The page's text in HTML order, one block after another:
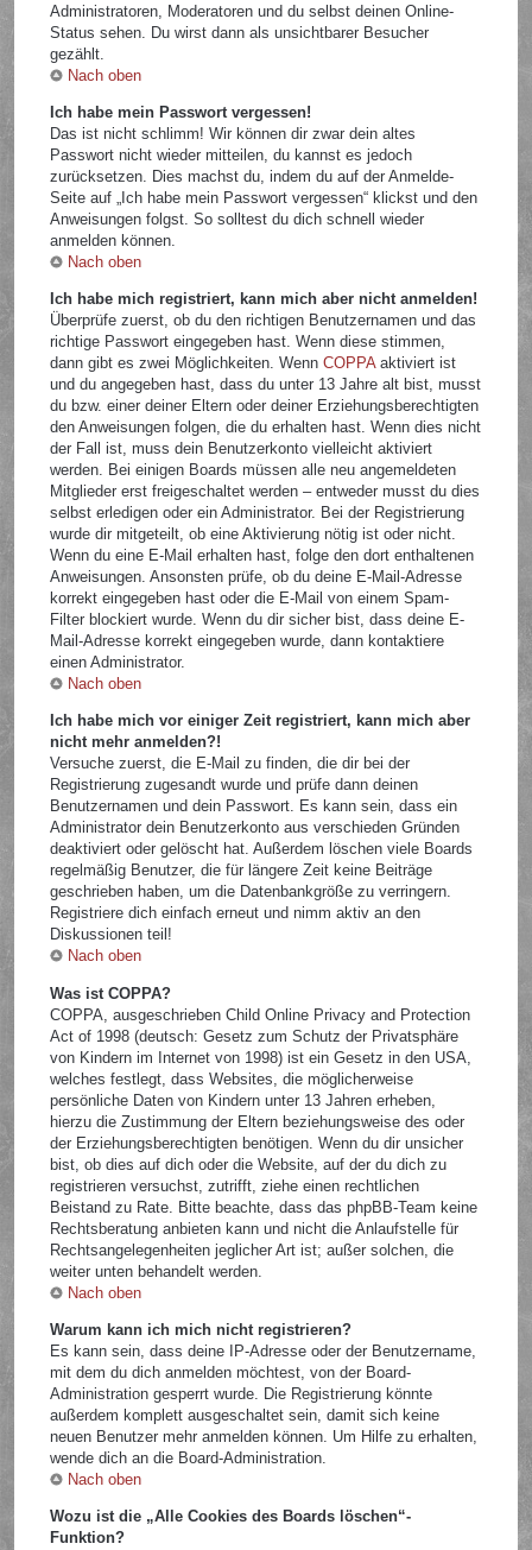
Administratoren, Moderatoren und du selbst deinen Online-
Status sehen. Du wirst dann als unsichtbarer Besucher
gezählt.
Nach oben
Ich habe mein Passwort vergessen!
Das ist nicht schlimm! Wir können dir zwar dein altes
Passwort nicht wieder mitteilen, du kannst es jedoch
zurücksetzen. Dies machst du, indem du auf der Anmelde-
Seite auf „Ich habe mein Passwort vergessen“ klickst und den
Anweisungen folgst. So solltest du dich schnell wieder
anmelden können.
Nach oben
Ich habe mich registriert, kann mich aber nicht anmelden!
Überprüfe zuerst, ob du den richtigen Benutzernamen und das
richtige Passwort eingegeben hast. Wenn diese stimmen,
dann gibt es zwei Möglichkeiten. WennCOPPAaktiviert ist
und du angegeben hast, dass du unter 13 Jahre alt bist, musst
du bzw. einer deiner Eltern oder deiner Erziehungsberechtigten
den Anweisungen folgen, die du erhalten hast. Wenn dies nicht
der Fall ist, muss dein Benutzerkonto vielleicht aktiviert
werden. Bei einigen Boards müssen alle neu angemeldeten
Mitglieder erst freigeschaltet werden – entweder musst du dies
selbst erledigen oder ein Administrator. Bei der Registrierung
wurde dir mitgeteilt, ob eine Aktivierung nötig ist oder nicht.
Wenn du eine E-Mail erhalten hast, folge den dort enthaltenen
Anweisungen. Ansonsten prüfe, ob du deine E-Mail-Adresse
korrekt eingegeben hast oder die E-Mail von einem Spam-
Filter blockiert wurde. Wenn du dir sicher bist, dass deine E-
Mail-Adresse korrekt eingegeben wurde, dann kontaktiere
einen Administrator.
Nach oben
Ich habe mich vor einiger Zeit registriert, kann mich aber
nicht mehr anmelden?!
Versuche zuerst, die E-Mail zu finden, die dir bei der
Registrierung zugesandt wurde und prüfe dann deinen
Benutzernamen und dein Passwort. Es kann sein, dass ein
Administrator dein Benutzerkonto aus verschieden Gründen
deaktiviert oder gelöscht hat. Außerdem löschen viele Boards
regelmäßig Benutzer, die für längere Zeit keine Beiträge
geschrieben haben, um die Datenbankgröße zu verringern.
Registriere dich einfach erneut und nimm aktiv an den
Diskussionen teil!
Nach oben
Was ist COPPA?
COPPA, ausgeschrieben Child Online Privacy and Protection
Act of 1998 (deutsch: Gesetz zum Schutz der Privatsphäre
von Kindern im Internet von 1998) ist ein Gesetz in den USA,
welches festlegt, dass Websites, die möglicherweise
persönliche Daten von Kindern unter 13 Jahren erheben,
hierzu die Zustimmung der Eltern beziehungsweise des oder
der Erziehungsberechtigten benötigen. Wenn du dir unsicher
bist, ob dies auf dich oder die Website, auf der du dich zu
registrieren versuchst, zutrifft, ziehe einen rechtlichen
Beistand zu Rate. Bitte beachte, dass das phpBB-Team keine
Rechtsberatung anbieten kann und nicht die Anlaufstelle für
Rechtsangelegenheiten jeglicher Art ist; außer solchen, die
weiter unten behandelt werden.
Nach oben
Warum kann ich mich nicht registrieren?
Es kann sein, dass deine IP-Adresse oder der Benutzername,
mit dem du dich anmelden möchtest, von der Board-
Administration gesperrt wurde. Die Registrierung könnte
außerdem komplett ausgeschaltet sein, damit sich keine
neuen Benutzer mehr anmelden können. Um Hilfe zu erhalten,
wende dich an die Board-Administration.
Nach oben
Wozu ist die „Alle Cookies des Boards löschen“-
Funktion?